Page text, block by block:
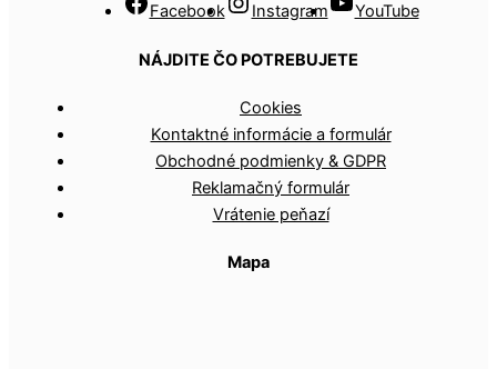
Facebook Instagram YouTube
NÁJDITE ČO POTREBUJETE
Cookies
Kontaktné informácie a formulár
Obchodné podmienky & GDPR
Reklamačný formulár
Vrátenie peňazí
Mapa